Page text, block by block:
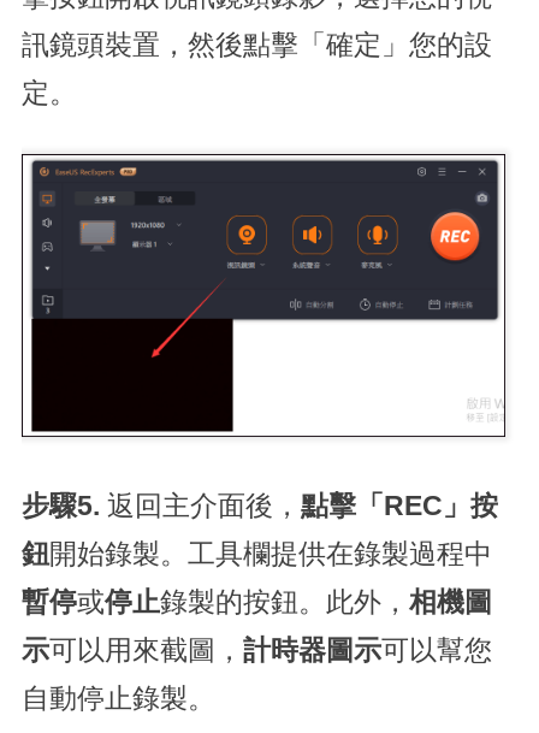
訊鏡頭裝置，然後點擊「確定」您的設
定。
步驟5. 返回主介面後， 點擊「REC」按
鈕 開始錄製。工具欄提供在錄製過程中
暫停或停止錄製的按鈕。此外， 相機圖
示可以用來截圖， 計時器圖示可以幫您
自動停止錄製。